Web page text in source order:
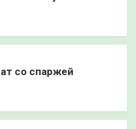
со спаржей